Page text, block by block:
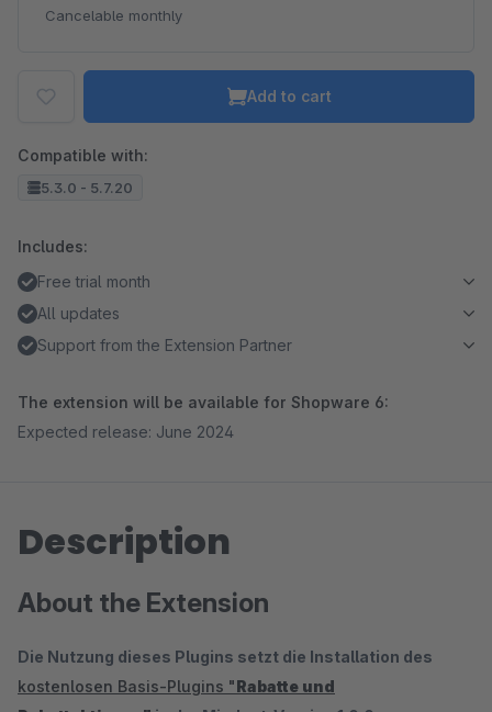
Cancelable monthly
Add to cart
Compatible with:
5.3.0 - 5.7.20
Includes:
Free trial month
All updates
Support from the Extension Partner
The extension will be available for Shopware 6:
Expected release: June 2024
Description
About the Extension
Die Nutzung dieses Plugins setzt die Installation des
kostenlosen Basis-Plugins "Rabatte und